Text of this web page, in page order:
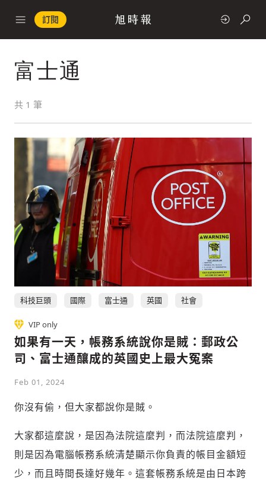
訂閱
經濟
科技
富士通
共 1 筆
科技巨頭 國際 富士通 英國 社會
VIP only
如果有一天，帳務系統說你是賊：郵政公
司、富士通釀成的英國史上最大冤案
Feb 01, 2024
你沒有偷，但大家都說你是賊。
大家都這麼說，是因為法院這麼判，而法院這麼判，
則是因為電腦帳務系統清楚顯示你負責的帳目金額短
少，而且時間長達好幾年。這套帳務系統是由日本跨